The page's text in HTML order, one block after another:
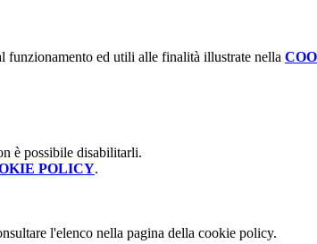
funzionamento ed utili alle finalità illustrate nella
è possibile disabilitarli.
POLICY.
l'elenco nella pagina della cookie policy.